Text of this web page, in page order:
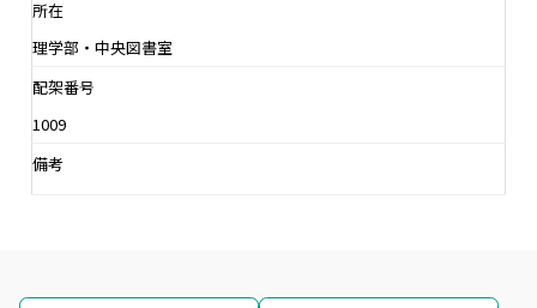
所在
理学部・中央図書室
配架番号
1009
備考